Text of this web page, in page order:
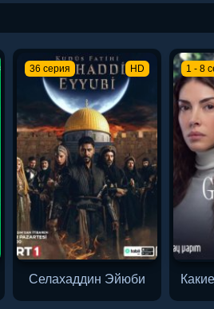
36 серия HD
Селахаддин Эйюби
1 - 8